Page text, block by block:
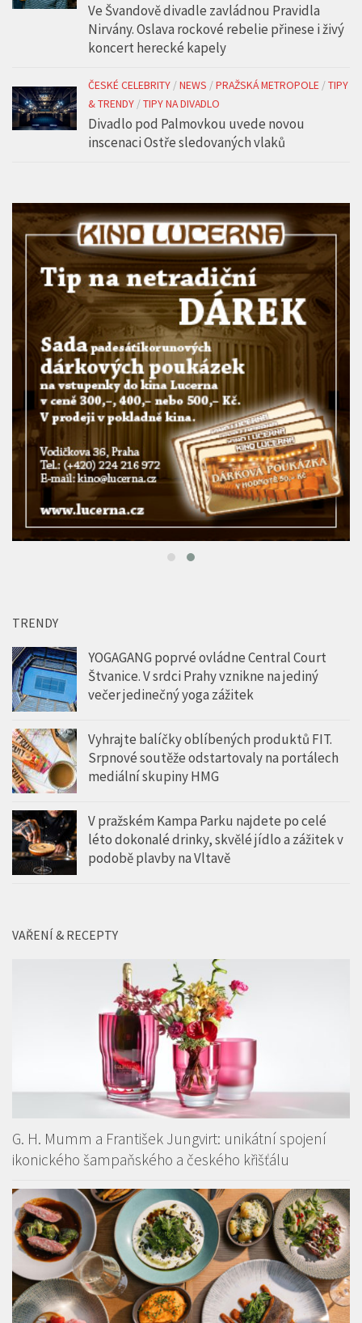
Ve Švandově divadle zavládnou Pravidla
Nirvány. Oslava rockové rebelie přinese i živý
koncert herecké kapely
ČESKÉ CELEBRITY /NEWS /PRAŽSKÁ METROPOLE /TIPY
& TRENDY /TIPY NA DIVADLO
Divadlo pod Palmovkou uvede novou
inscenaci Ostře sledovaných vlaků
TRENDY
YOGAGANG poprvé ovládne Central Court
Štvanice. V srdci Prahy vznikne na jediný
večer jedinečný yoga zážitek
Vyhrajte balíčky oblíbených produktů FIT.
Srpnové soutěže odstartovaly na portálech
mediální skupiny HMG
V pražském Kampa Parku najdete po celé
léto dokonalé drinky, skvělé jídlo a zážitek v
podobě plavby na Vltavě
VAŘENÍ & RECEPTY
G. H. Mumm a František Jungvirt: unikátní spojení
ikonického šampaňského a českého křišťálu